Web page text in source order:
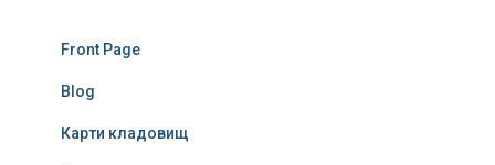
Front Page
Blog
Карти кладовищ